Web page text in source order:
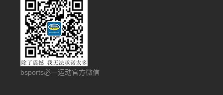
bsports必一运动官方微信